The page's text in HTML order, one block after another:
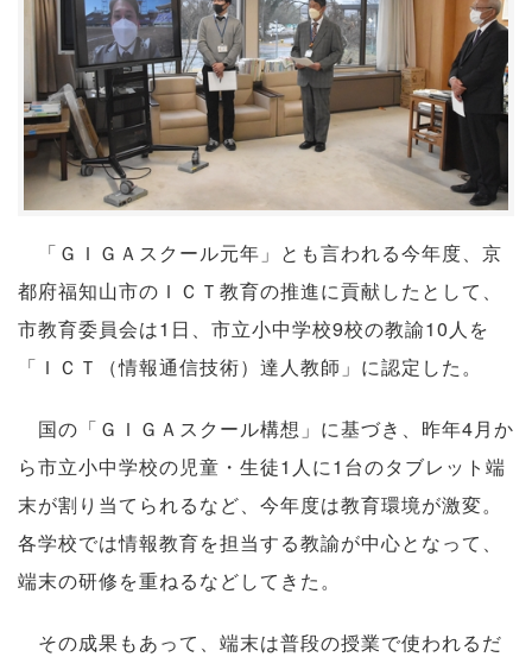
「ＧＩＧＡスクール元年」とも言われる今年度、京
都府福知山市のＩＣＴ教育の推進に貢献したとして、
市教育委員会は1日、市立小中学校9校の教諭10人を
「ＩＣＴ（情報通信技術）達人教師」に認定した。
国の「ＧＩＧＡスクール構想」に基づき、昨年4月か
ら市立小中学校の児童・生徒1人に1台のタブレット端
末が割り当てられるなど、今年度は教育環境が激変。
各学校では情報教育を担当する教諭が中心となって、
端末の研修を重ねるなどしてきた。
その成果もあって、端末は普段の授業で使われるだ